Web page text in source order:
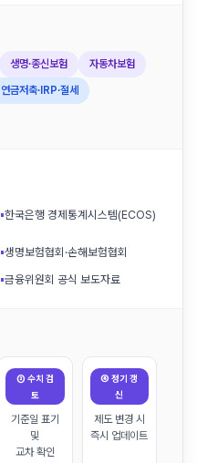
생명·종신보험 자동차보험
연금저축·IRP·절세
▪한국은행 경제통계시스템(ECOS)
▪생명보험협회·손해보험협회
▪금융위원회 공식 보도자료
③ 수치 검
토
기준일 표기
및
교차 확인
④ 정기 갱
신
제도 변경 시
즉시 업데이트